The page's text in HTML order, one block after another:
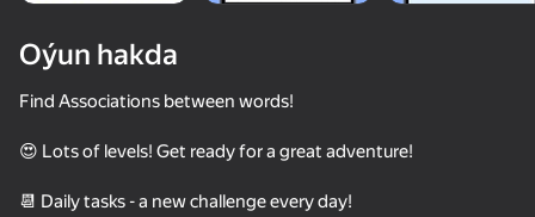
hatda «oýnamayanlar» hem
TapTap Arrow
State Connect
Age test
Oýun hakda
Find Associations between words!
😍 Lots of levels! Get ready for a great adventure!
📆 Daily tasks - a new challenge every day!